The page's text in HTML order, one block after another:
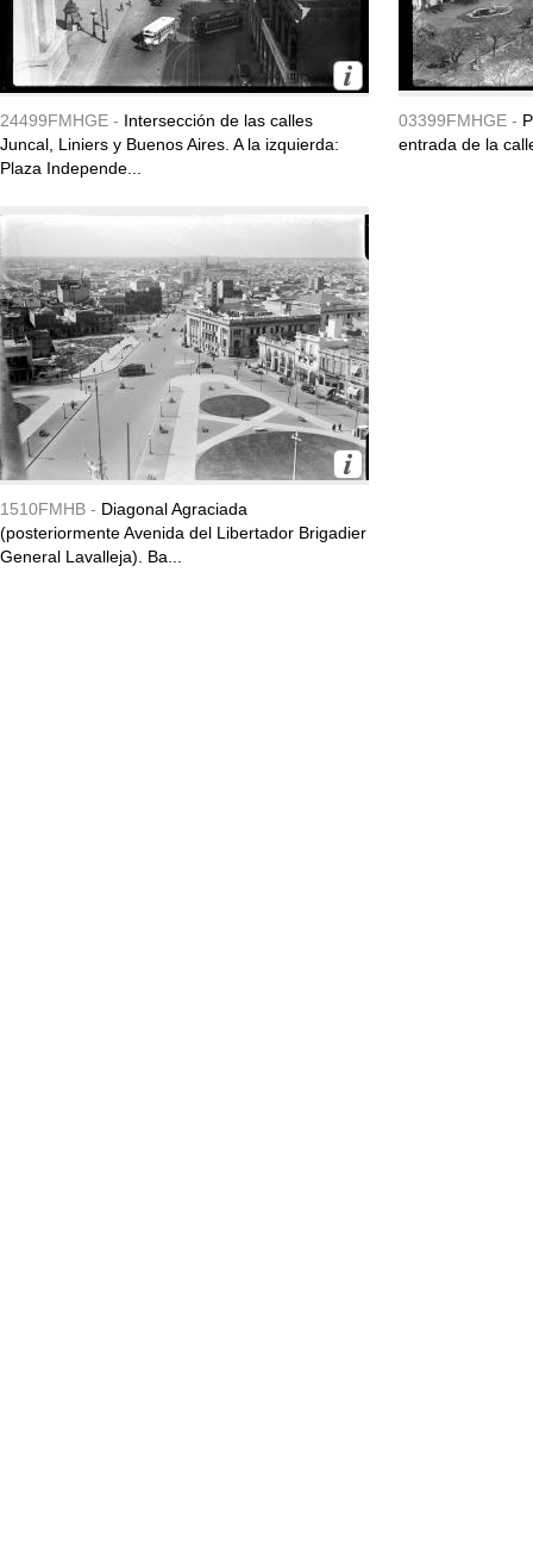
24499FMHGE - Intersección de las calles
Juncal, Liniers y Buenos Aires. A la izquierda:
Plaza Independe...
03399FMHGE -
entrada de la
1510FMHB - Diagonal Agraciada
(posteriormente Avenida del Libertador Brigadier
General Lavalleja). Ba...